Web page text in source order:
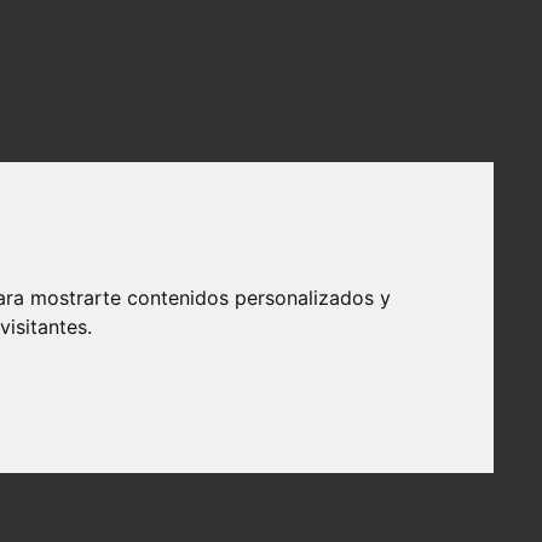
mostrarte contenidos personalizados y